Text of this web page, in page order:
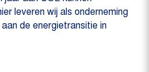
leveren wij als onderneming
de energietransitie in